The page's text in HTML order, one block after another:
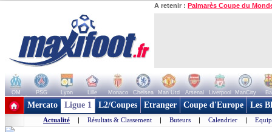
A retenir : Palmarès Coupe du
OM PSG Lyon Lille Monaco Chelsea Man Utd Arsenal Liverpool ManCity
+ de clubs
Mercato Ligue 1 L2/Coupes Etranger Coupe d'Europe Les
Actualité | Résultats & Classement | Buteurs | Calendrier |